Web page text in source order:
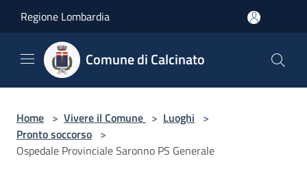
Regione Lombardia
Comune di Calcinato
Home > Vivere il Comune > Luoghi >
Pronto soccorso >
Ospedale Provinciale Saronno PS Generale